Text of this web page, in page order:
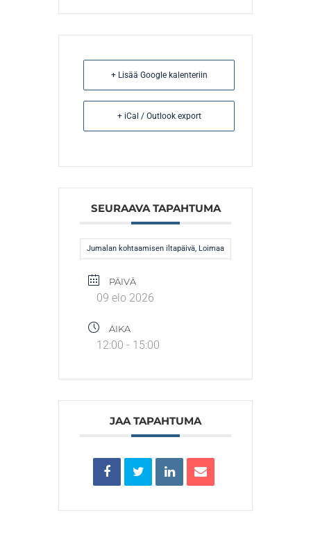
+ Lisää Google kalenteriin
+ iCal / Outlook export
SEURAAVA TAPAHTUMA
Jumalan kohtaamisen iltapäivä, Loimaa
PÄIVÄ
09 elo 2026
AIKA
12:00 - 15:00
JAA TAPAHTUMA